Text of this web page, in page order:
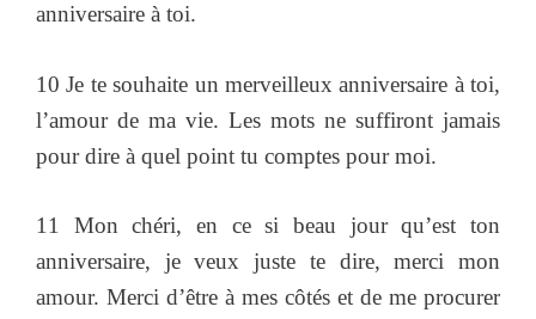
anniversaire à toi.
10 Je te souhaite un merveilleux anniversaire à toi,
l’amour de ma vie. Les mots ne suffiront jamais
pour dire à quel point tu comptes pour moi.
11 Mon chéri, en ce si beau jour qu’est ton
anniversaire, je veux juste te dire, merci mon
amour. Merci d’être à mes côtés et de me procurer